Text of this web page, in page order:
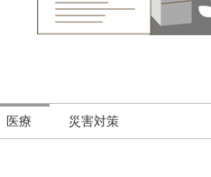
医療 災害対策